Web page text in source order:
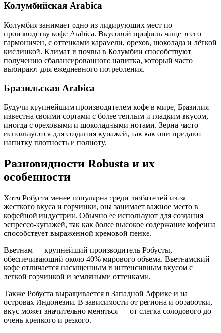
Колумбийская Arabica
Колумбия занимает одно из лидирующих мест по
производству кофе Arabica. Вкусовой профиль чаще всего
гармоничен, с оттенками карамели, орехов, шоколада и лёгкой
кислинкой. Климат и почвы в Колумбии способствуют
получению сбалансированного напитка, который часто
выбирают для ежедневного потребления.
Бразильская Arabica
Будучи крупнейшим производителем кофе в мире, Бразилия
известна своими сортами с более теплым и гладким вкусом,
иногда с ореховыми и шоколадными нотами. Зерна часто
используются для создания купажей, так как они придают
напитку плотность и полноту.
Разновидности Robusta и их
особенности
Хотя Робуста менее популярна среди любителей из-за
жесткого вкуса и горчинки, она занимает важное место в
кофейной индустрии. Обычно ее используют для создания
эспрессо-купажей, так как более высокое содержание кофеина
способствует выраженной кремовой пенке.
Вьетнам — крупнейший производитель Робусты,
обеспечивающий около 40% мирового объема. Вьетнамский
кофе отличается насыщенным и интенсивным вкусом с
легкой горчинкой и земляными оттенками.
Также Робуста выращивается в Западной Африке и на
островах Индонезии. В зависимости от региона и обработки,
вкус может значительно меняться — от слегка солодового до
очень крепкого и резкого.